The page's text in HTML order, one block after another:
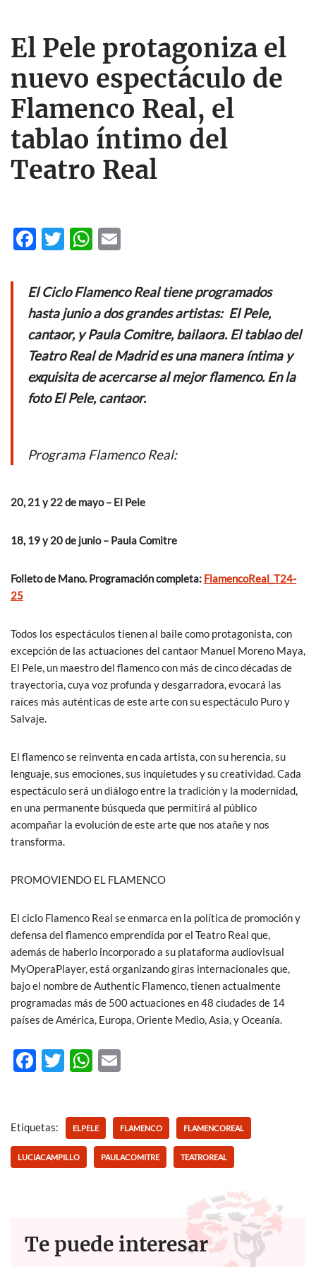
El Pele protagoniza el
nuevo espectáculo de
Flamenco Real, el
tablao íntimo del
Teatro Real
F
e
b
o
o
k
T
itt
er
W
at
s
A
p
p
ail
El Ciclo Flamenco Real tiene programados
hasta junio a dos grandes artistas: El Pele,
cantaor, y Paula Comitre, bailaora. El tablao del
Teatro Real de Madrid es una manera íntima y
exquisita de acercarse al mejor flamenco. En la
foto El Pele, cantaor.
Programa Flamenco Real:
20, 21 y 22 de mayo – El Pele
18, 19 y 20 de junio – Paula Comitre
Folleto de Mano. Programación completa: FlamencoReal_T24-
25
Todos los espectáculos tienen al baile como protagonista, con
excepción de las actuaciones del cantaor Manuel Moreno Maya,
El Pele, un maestro del flamenco con más de cinco décadas de
trayectoria, cuya voz profunda y desgarradora, evocará las
raíces más auténticas de este arte con su espectáculo Puro y
Salvaje.
El flamenco se reinventa en cada artista, con su herencia, su
lenguaje, sus emociones, sus inquietudes y su creatividad. Cada
espectáculo será un diálogo entre la tradición y la modernidad,
en una permanente búsqueda que permitirá al público
acompañar la evolución de este arte que nos atañe y nos
transforma.
PROMOVIENDO EL FLAMENCO
El ciclo Flamenco Real se enmarca en la política de promoción y
defensa del flamenco emprendida por el Teatro Real que,
además de haberlo incorporado a su plataforma audiovisual
MyOperaPlayer, está organizando giras internacionales que,
bajo el nombre de Authentic Flamenco, tienen actualmente
programadas más de 500 actuaciones en 48 ciudades de 14
países de América, Europa, Oriente Medio, Asia, y Oceanía.
F
b
o
o
T
er
W
s
A
p
Etiquetas: ELPELE FLAMENCO FLAMENCOREAL
LUCIACAMPILLO PAULACOMITRE TEATROREAL
Te puede interesar